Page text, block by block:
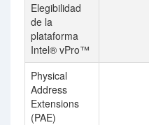
Elegibilidad
de la
plataforma
Intel® vPro™
Physical
Address
Extensions
(PAE)